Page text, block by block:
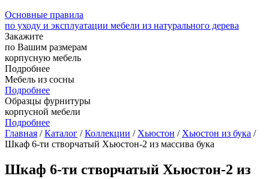
Основные правила
по уходу и эксплуатации мебели из натурального дерева
Закажите
по Вашим размерам
корпусную мебель
Подробнее
Мебель из сосны
Подробнее
Образцы фурнитуры
корпусной мебели
Подробнее
Главная /Каталог /Коллекции / Хьюстон / Хьюстон из бука /
Шкаф 6-ти створчатый Хьюстон-2 из массива бука
Шкаф 6-ти створчатый Хьюстон-2 из